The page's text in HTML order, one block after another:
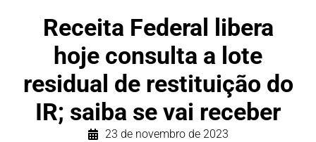
Receita Federal libera
hoje consulta a lote
residual de restituição do
IR; saiba se vai receber
23 de novembro de 2023